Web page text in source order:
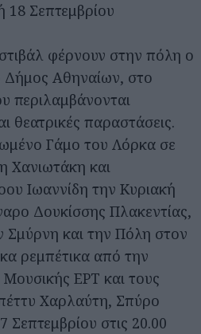
18 Σεπτεμβρίου
φέρνουν στην πόλη ο
Δήμος Αθηναίων, στο
περιλαμβάνονται
θεατρικές παραστάσεις.
Γάμο του Λόρκα σε
Χανιωτάκη και
Ιωαννίδη την Κυριακή
Δουκίσσης Πλακεντίας,
Σμύρνη και την Πόλη στον
ρεμπέτικα από την
ΕΡΤ και τους
Χαρλαύτη, Σπύρο
Σεπτεμβρίου στις 20.00